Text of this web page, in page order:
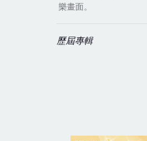
樂畫面。
歷屆專輯